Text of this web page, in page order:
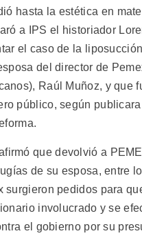
hasta la estética en
a IPS el historiador
el caso de la liposucción
del director de
Raúl Muñoz, y que
público, según
que devolvió a
de su esposa, entre
surgieron pedidos para
involucrado y se
el gobierno por su